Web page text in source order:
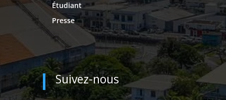
Étudiant
Presse
Suivez-nous